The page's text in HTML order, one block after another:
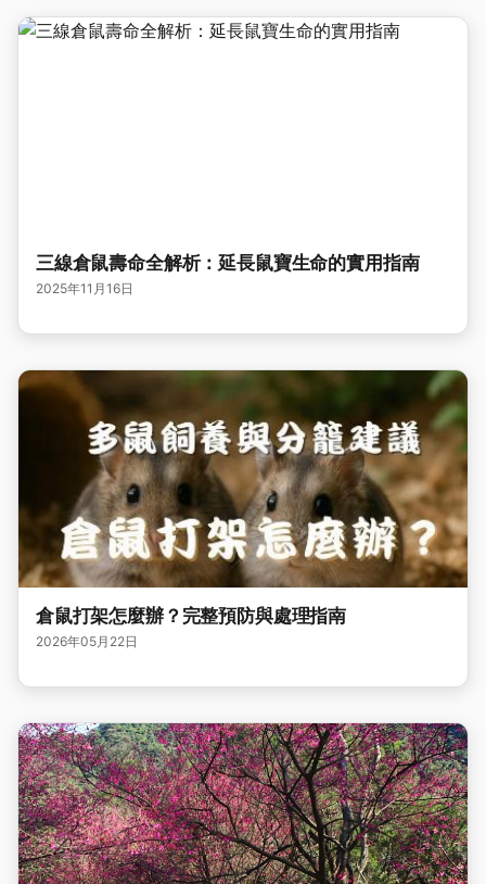
三線倉鼠壽命全解析：延長鼠寶生命的實用指南
2025年11月16日
倉鼠打架怎麼辦？完整預防與處理指南
2026年05月22日